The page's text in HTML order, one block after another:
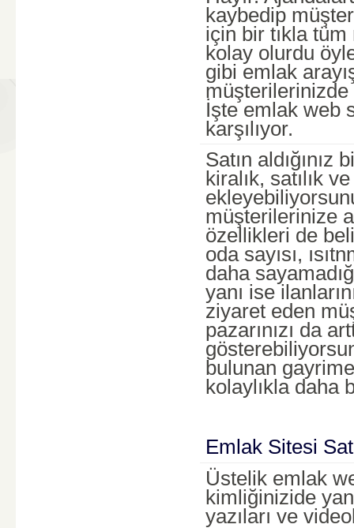
kaybedip
için bir tıkla
kolay olurdu
gibi emlak
müşterilerinizde
İşte emlak web
karşılıyor.
Satın aldığınız
kiralık, satılık
müşterilerinize
özellikleri de
oda sayısı,
daha
yanı ise
ziyaret eden
pazarınızı da
bulunan
kolaylıkla daha
Emlak Sitesi
Üstelik emlak
kimliğinizide
yazıları ve